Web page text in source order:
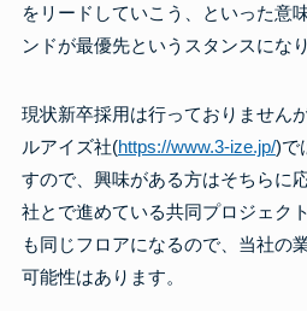
をリードしていこう、といった意
ンドが最優先というスタンスになり
現状新卒採用は行っておりません
ルアイズ社(https://www.3-ize.jp/)で
すので、興味がある方はそちらに
社とで進めている共同プロジェク
も同じフロアになるので、当社の
可能性はあります。